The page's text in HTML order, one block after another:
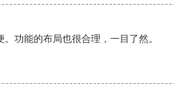
功能的布局也很合理，一目了然。